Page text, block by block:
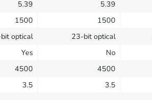
5.39 5.39
1500 1500
optical 23-bit optical
Yes No
4500 4500
3.5 3.5